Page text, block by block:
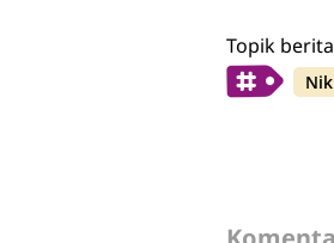
Topik